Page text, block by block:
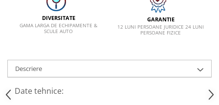
DIVERSITATE
GAMA LARGA DE ECHIPAMENTE &
SCULE AUTO
GARANTIE
12 LUNI PERSOANE JURIDICE 24 LUNI
PERSOANE FIZICE
Descriere
Date tehnice: